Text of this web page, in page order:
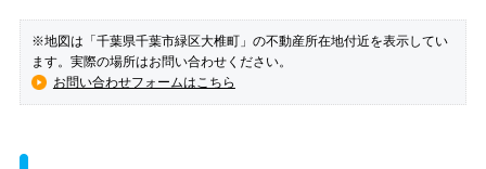
※地図は「千葉県千葉市緑区大椎町」の不動産所在地付近を表示してい
ます。実際の場所はお問い合わせください。
お問い合わせフォームはこちら